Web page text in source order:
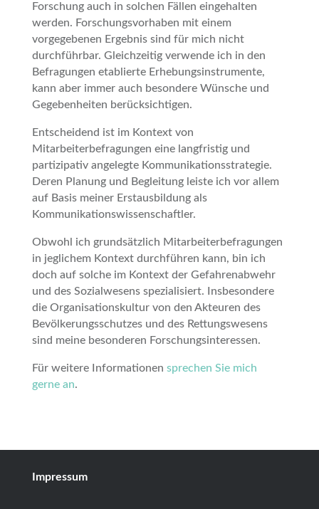
Forschung auch in solchen Fällen eingehalten
werden. Forschungsvorhaben mit einem
vorgegebenen Ergebnis sind für mich nicht
durchführbar. Gleichzeitig verwende ich in den
Befragungen etablierte Erhebungsinstrumente,
kann aber immer auch besondere Wünsche und
Gegebenheiten berücksichtigen.
Entscheidend ist im Kontext von
Mitarbeiterbefragungen eine langfristig und
partizipativ angelegte Kommunikationsstrategie.
Deren Planung und Begleitung leiste ich vor allem
auf Basis meiner Erstausbildung als
Kommunikationswissenschaftler.
Obwohl ich grundsätzlich Mitarbeiterbefragungen
in jeglichem Kontext durchführen kann, bin ich
doch auf solche im Kontext der Gefahrenabwehr
und des Sozialwesens spezialisiert. Insbesondere
die Organisationskultur von den Akteuren des
Bevölkerungsschutzes und des Rettungswesens
sind meine besonderen Forschungsinteressen.
Für weitere Informationen sprechen Sie mich
gerne an.
Impressum